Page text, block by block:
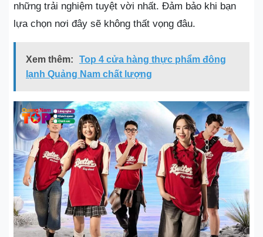
những trải nghiệm tuyệt vời nhất. Đảm bảo khi bạn
lựa chọn nơi đây sẽ không thất vọng đâu.
Xem thêm:
Top 4 cửa hàng thực phẩm đông
lạnh Quảng Nam chất lượng